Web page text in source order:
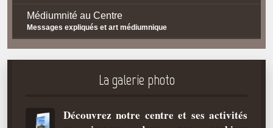
Médiumnité au Centre
Messages expliqués et art médiumnique
Contact / Accès
Plan d'accès
La doctrine Spirite
La galerie photo
Découvrez notre centre et ses activités